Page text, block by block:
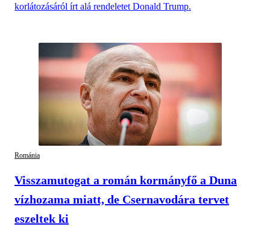
korlátozásáról írt alá rendeletet Donald Trump.
Románia
Visszamutogat a román kormányfő a Duna
vízhozama miatt, de Csernavodára tervet
eszeltek ki